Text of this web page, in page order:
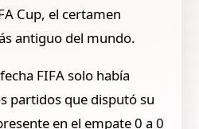
Cup, el certamen
antiguo del mundo.
FIFA solo había
partidos que disputó su
en el empate 0 a 0